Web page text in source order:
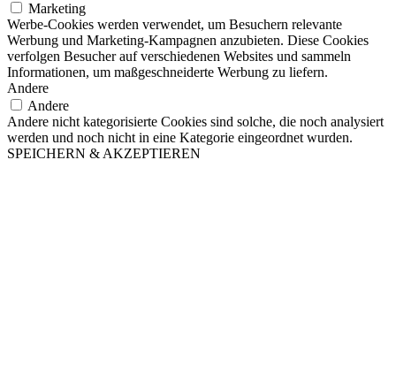
Marketing
Werbe-Cookies werden verwendet, um Besuchern relevante
Werbung und Marketing-Kampagnen anzubieten. Diese Cookies
verfolgen Besucher auf verschiedenen Websites und sammeln
Informationen, um maßgeschneiderte Werbung zu liefern.
Andere
Andere
Andere nicht kategorisierte Cookies sind solche, die noch analysiert
werden und noch nicht in eine Kategorie eingeordnet wurden.
SPEICHERN & AKZEPTIEREN